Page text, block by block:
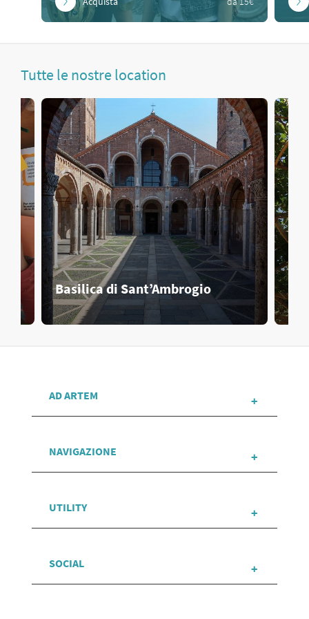
Tutte le nostre location
Basilica di Sant’Ambrogio
AD ARTEM
NAVIGAZIONE
UTILITY
SOCIAL